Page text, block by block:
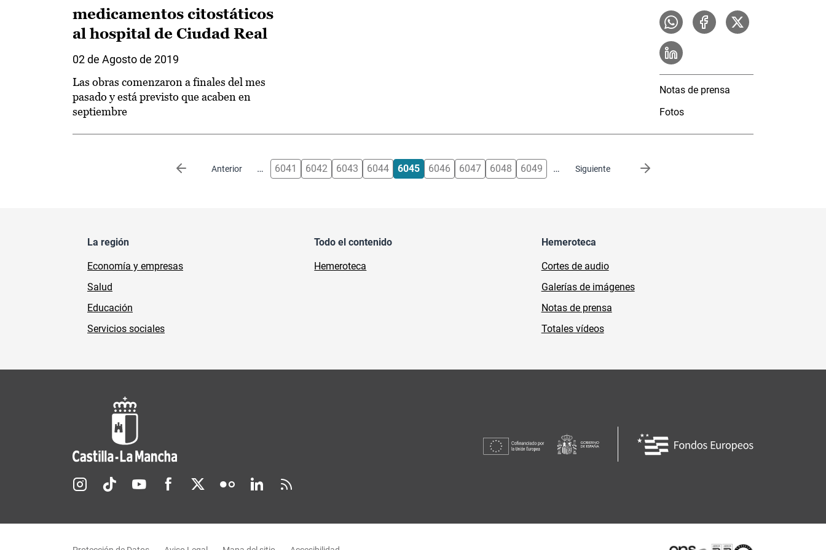
medicamentos citostáticos
al hospital de Ciudad Real
02 de Agosto de 2019
Las obras comenzaron a finales del mes
pasado y está previsto que acaben en
septiembre
Notas de prensa
Fotos
Anterior
Página anterior … 6041 6042 6043 6044 6045 6046 6047 6048 6049 … Siguiente
Siguiente página
La región
Economía y empresas
Salud
Educación
Servicios sociales
Todo el contenido
Hemeroteca
Hemeroteca
Cortes de audio
Galerías de imágenes
Notas de prensa
Totales vídeos
Redes sociales JCCM